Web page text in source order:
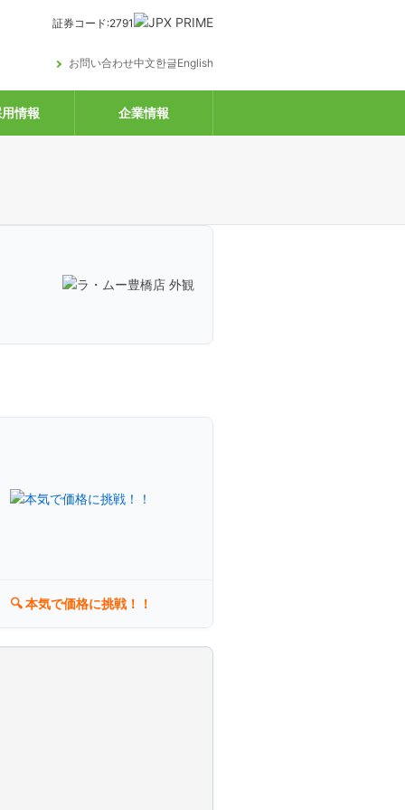
証券コード:2791
お問い合わせ中文한글English
情報 企業情報
🔍 本気で価格に挑戦！！